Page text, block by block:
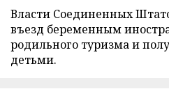
Власти Соединенных
въезд беременным
родильного туризма и
детьми.